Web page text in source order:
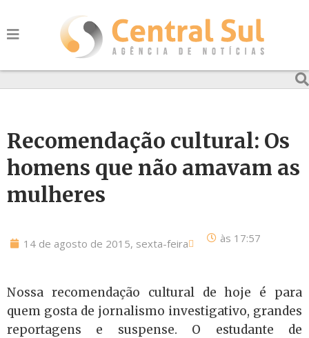
Recomendação cultural: Os
homens que não amavam as
mulheres
14 de agosto de 2015, sexta-feira às 17:57
Nossa recomendação cultural de hoje é para
quem gosta de jornalismo investigativo, grandes
reportagens e suspense. O estudante de